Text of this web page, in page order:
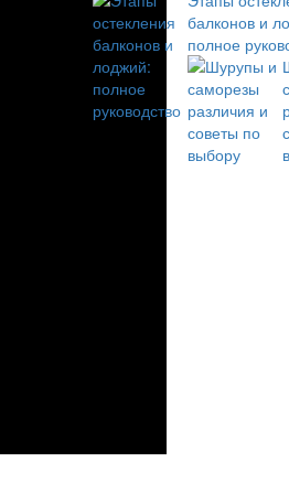
балконов и
полное